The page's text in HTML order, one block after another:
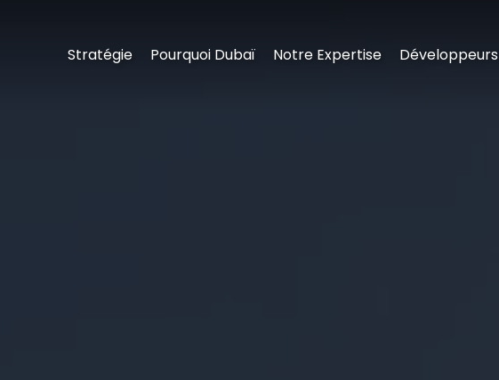
Stratégie Pourquoi Dubaï Notre Expertise Développeurs